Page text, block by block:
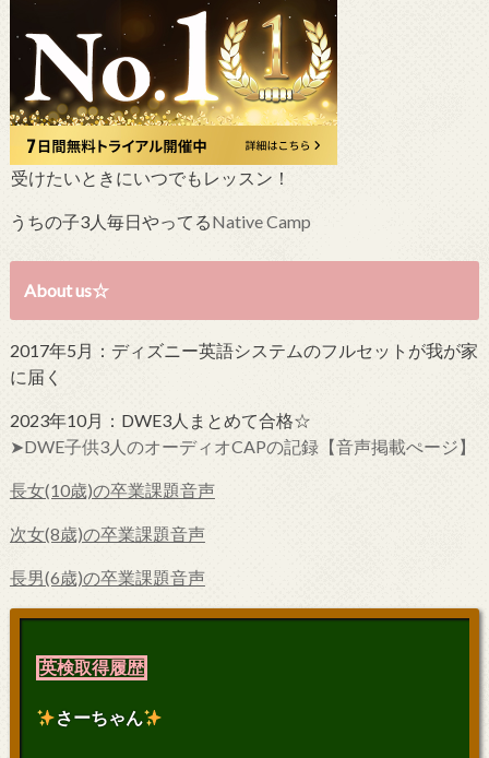
受けたいときにいつでもレッスン！
うちの子3人毎日やってるNative Camp
About us☆
2017年5月：ディズニー英語システムのフルセットが我が家
に届く
2023年10月：DWE3人まとめて合格☆
➤DWE子供3人のオーディオCAPの記録【音声掲載ぺージ】
長女(10歳)の卒業課題音声
次女(8歳)の卒業課題音声
長男(6歳)の卒業課題音声
英検取得履歴
さーちゃん